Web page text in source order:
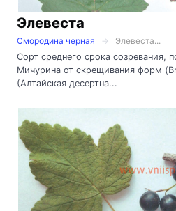
Элевеста
Смородина черная
Элевеста...
Сорт среднего срока
Мичурина от скрещивания форм
(Алтайская десертна...